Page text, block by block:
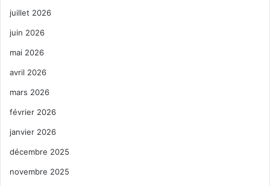
juillet 2026
juin 2026
mai 2026
avril 2026
mars 2026
février 2026
janvier 2026
décembre 2025
novembre 2025